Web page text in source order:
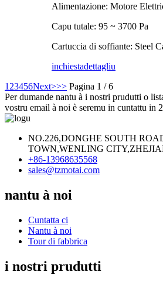
Alimentazione: Motore
Capu tutale: 95 ~ 3700 Pa
Cartuccia di soffiante: Steel
inchiestadettagliu
1 23456Next>>> Pagina 1 / 6
Per dumande nantu à i nostri prudutti o
vostru email à noi è seremu in cuntattu in
NO.226,DONGHE SOUTH
TOWN,WENLING
+86-13968635568
sales@tzmotai.com
nantu à noi
Cuntatta ci
Nantu à noi
Tour di fabbrica
i nostri prudutti